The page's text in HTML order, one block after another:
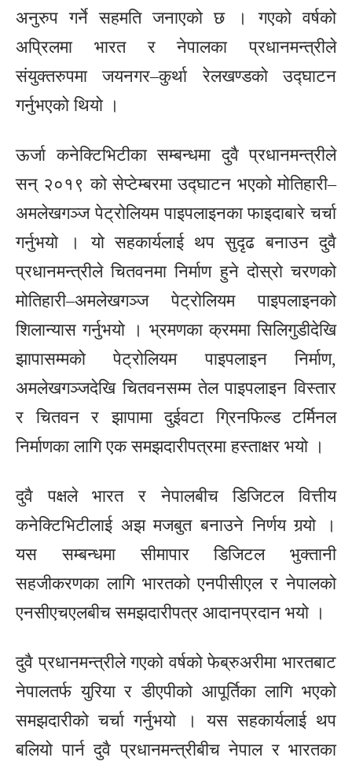
अनुरुप गर्ने सहमति जनाएको छ । गएको वर्षको
अप्रिलमा भारत र नेपालका प्रधानमन्त्रीले
संयुक्तरुपमा जयनगर–कुर्था रेलखण्डको उद्घाटन
गर्नुभएको थियो ।
ऊर्जा कनेक्टिभिटीका सम्बन्धमा दुवै प्रधानमन्त्रीले
सन् २०१९ को सेप्टेम्बरमा उद्घाटन भएको मोतिहारी–
अमलेखगञ्ज पेट्रोलियम पाइपलाइनका फाइदाबारे चर्चा
गर्नुभयो । यो सहकार्यलाई थप सुदृढ बनाउन दुवै
प्रधानमन्त्रीले चितवनमा निर्माण हुने दोस्रो चरणको
मोतिहारी–अमलेखगञ्ज पेट्रोलियम पाइपलाइनको
शिलान्यास गर्नुभयो । भ्रमणका क्रममा सिलिगुडीदेखि
झापासम्मको पेट्रोलियम पाइपलाइन निर्माण,
अमलेखगञ्जदेखि चितवनसम्म तेल पाइपलाइन विस्तार
र चितवन र झापामा दुईवटा ग्रिनफिल्ड टर्मिनल
निर्माणका लागि एक समझदारीपत्रमा हस्ताक्षर भयो ।
दुवै पक्षले भारत र नेपालबीच डिजिटल वित्तीय
कनेक्टिभिटीलाई अझ मजबुत बनाउने निर्णय गर्‍यो ।
यस सम्बन्धमा सीमापार डिजिटल भुक्तानी
सहजीकरणका लागि भारतको एनपीसीएल र नेपालको
एनसीएचएलबीच समझदारीपत्र आदानप्रदान भयो ।
दुवै प्रधानमन्त्रीले गएको वर्षको फेब्रुअरीमा भारतबाट
नेपालतर्फ युरिया र डीएपीको आपूर्तिका लागि भएको
समझदारीको चर्चा गर्नुभयो । यस सहकार्यलाई थप
बलियो पार्न दुवै प्रधानमन्त्रीबीच नेपाल र भारतका